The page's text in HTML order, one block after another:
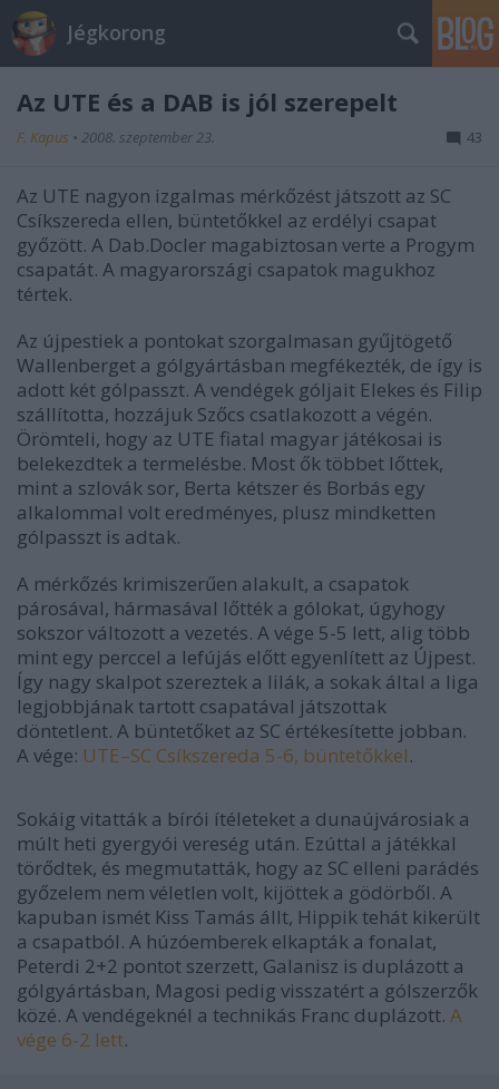
Jégkorong
Az UTE és a DAB is jól szerepelt
F. Kapus • 2008. szeptember 23. 43
Az UTE nagyon izgalmas mérkőzést játszott az SC
Csíkszereda ellen, büntetőkkel az erdélyi csapat
győzött. A Dab.Docler magabiztosan verte a Progym
csapatát. A magyarországi csapatok magukhoz
tértek.
Az újpestiek a pontokat szorgalmasan gyűjtögető
Wallenberget a gólgyártásban megfékezték, de így is
adott két gólpasszt. A vendégek góljait Elekes és Filip
szállította, hozzájuk Szőcs csatlakozott a végén.
Örömteli, hogy az UTE fiatal magyar játékosai is
belekezdtek a termelésbe. Most ők többet lőttek,
mint a szlovák sor, Berta kétszer és Borbás egy
alkalommal volt eredményes, plusz mindketten
gólpasszt is adtak.
A mérkőzés krimiszerűen alakult, a csapatok
párosával, hármasával lőtték a gólokat, úgyhogy
sokszor változott a vezetés. A vége 5-5 lett, alig több
mint egy perccel a lefújás előtt egyenlített az Újpest.
Így nagy skalpot szereztek a lilák, a sokak által a liga
legjobbjának tartott csapatával játszottak
döntetlent. A büntetőket az SC értékesítette jobban.
A vége: UTE–SC Csíkszereda 5-6, büntetőkkel.
Sokáig vitatták a bírói ítéleteket a dunaújvárosiak a
múlt heti gyergyói vereség után. Ezúttal a játékkal
törődtek, és megmutatták, hogy az SC elleni parádés
győzelem nem véletlen volt, kijöttek a gödörből. A
kapuban ismét Kiss Tamás állt, Hippik tehát kikerült
a csapatból. A húzóemberek elkapták a fonalat,
Peterdi 2+2 pontot szerzett, Galanisz is duplázott a
gólgyártásban, Magosi pedig visszatért a gólszerzők
közé. A vendégeknél a technikás Franc duplázott. A
vége 6-2 lett.